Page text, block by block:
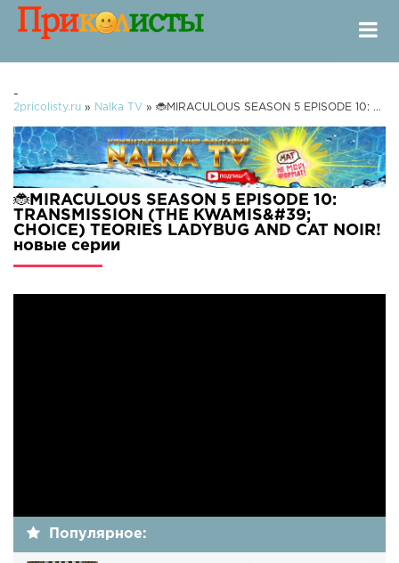
-
2pricolisty.ru » Nalka TV » 🐞MIRACULOUS SEASON 5 EPISODE 10: TRANSMISSION (THE KWAMIS' CHOICE) TEORIES LADYBUG AND CAT NOIR!
🐞MIRACULOUS SEASON 5 EPISODE 10:
TRANSMISSION (THE KWAMIS&#39;
CHOICE) TEORIES LADYBUG AND CAT NOIR!
новые серии
Популярное: